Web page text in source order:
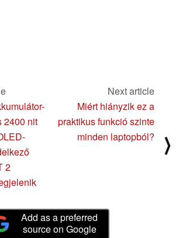
2400 nit
2
Next article
Miért hiányzik ez a
praktikus funkció szinte
minden laptopból?
⟩
Add as a preferred
source on Google